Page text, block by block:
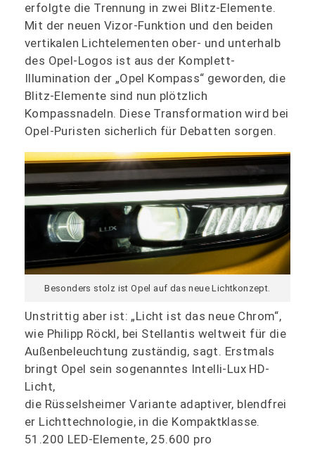
erfolgte die Trennung in zwei Blitz-Elemente.
Mit der neuen Vizor-Funktion und den beiden
vertikalen Lichtelementen ober- und unterhalb
des Opel-Logos ist aus der Komplett-
Illumination der „Opel Kompass“ geworden, die
Blitz-Elemente sind nun plötzlich
Kompassnadeln. Diese Transformation wird bei
Opel-Puristen sicherlich für Debatten sorgen.
Besonders stolz ist Opel auf das neue Lichtkonzept.
Unstrittig aber ist: „Licht ist das neue Chrom“,
wie Philipp Röckl, bei Stellantis weltweit für die
Außenbeleuchtung zuständig, sagt. Erstmals
bringt Opel sein sogenanntes Intelli-Lux HD-
Licht,
die Rüsselsheimer Variante adaptiver, blendfrei
er Lichttechnologie, in die Kompaktklasse.
51.200 LED-Elemente, 25.600 pro